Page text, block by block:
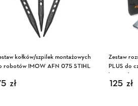
kołków/szpilek montażowych
robotów IMOW AFN 075 STIHL
zł
Zestaw
PLUS do
kosiarek
125 zł